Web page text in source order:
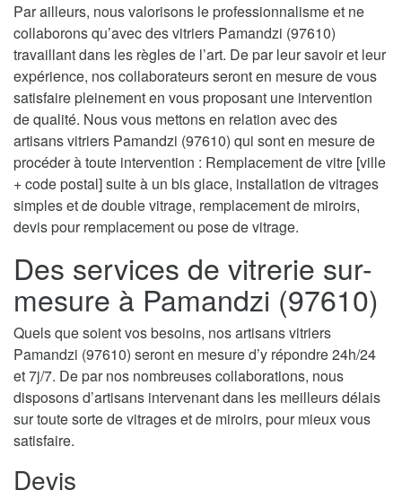
Par ailleurs, nous valorisons le professionnalisme et ne
collaborons qu’avec des vitriers Pamandzi (97610)
travaillant dans les règles de l’art. De par leur savoir et leur
expérience, nos collaborateurs seront en mesure de vous
satisfaire pleinement en vous proposant une intervention
de qualité. Nous vous mettons en relation avec des
artisans vitriers Pamandzi (97610) qui sont en mesure de
procéder à toute intervention : Remplacement de vitre [ville
+ code postal] suite à un bis glace, installation de vitrages
simples et de double vitrage, remplacement de miroirs,
devis pour remplacement ou pose de vitrage.
Des services de vitrerie sur-
mesure à Pamandzi (97610)
Quels que soient vos besoins, nos artisans vitriers
Pamandzi (97610) seront en mesure d’y répondre 24h/24
et 7j/7. De par nos nombreuses collaborations, nous
disposons d’artisans intervenant dans les meilleurs délais
sur toute sorte de vitrages et de miroirs, pour mieux vous
satisfaire.
Devis